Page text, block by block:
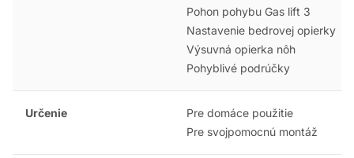
Pohon pohybu Gas lift 3
Nastavenie bedrovej opierky
Výsuvná opierka nôh
Pohyblivé podrúčky
Určenie
Pre domáce použitie
Pre svojpomocnú montáž